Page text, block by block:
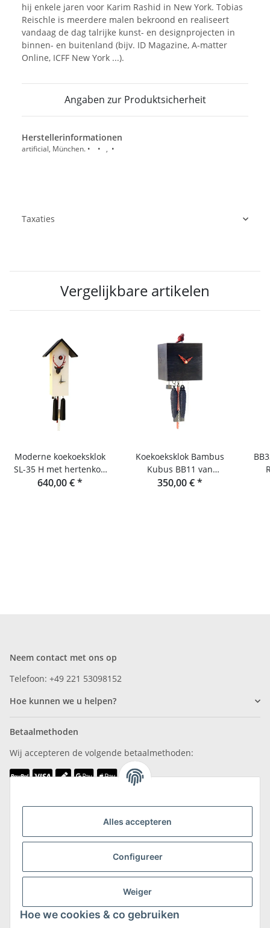
Alles accepteren
Configureer
Weiger
Hoe we cookies & co gebruiken
hij enkele jaren voor Karim Rashid in New York. Tobias
Reischle is meerdere malen bekroond en realiseert
vandaag de dag talrijke kunst- en designprojecten in
binnen- en buitenland (bijv. ID Magazine, A-matter
Online, ICFF New York ...).
Angaben zur Produktsicherheit
Herstellerinformationen
artificial, München. • • , •
Taxaties
Vergelijkbare artikelen
Moderne koekoeksklok
SL-35 H met hertenkop
en 8 dagen gangwerk
640,00 €*
Koekoeksklok Bambus
Kubus BB11 van
Rombach & Haas
350,00 €*
Neem contact met ons op
Telefoon: +49 221 53098152
Hoe kunnen we u helpen?
Betaalmethoden
Wij accepteren de volgende betaalmethoden:
Meer informatie over verzending en retourneren